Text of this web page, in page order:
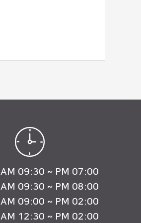
AM 09:30 ~ PM 07:00
AM 09:30 ~ PM 08:00
AM 09:00 ~ PM 02:00
AM 12:30 ~ PM 02:00